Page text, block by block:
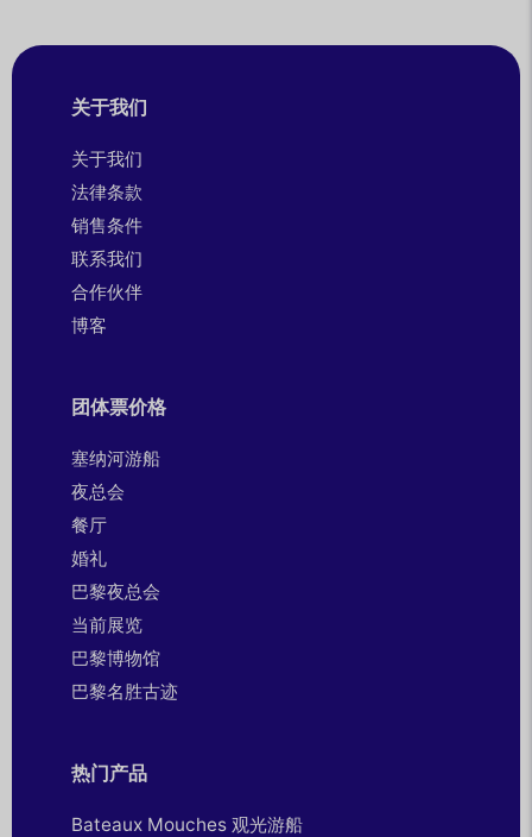
关于我们
关于我们
法律条款
销售条件
联系我们
合作伙伴
博客
团体票价格
塞纳河游船
夜总会
餐厅
婚礼
巴黎夜总会
当前展览
巴黎博物馆
巴黎名胜古迹
热门产品
Bateaux Mouches 观光游船